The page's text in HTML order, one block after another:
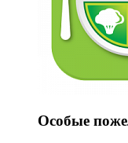
Особые